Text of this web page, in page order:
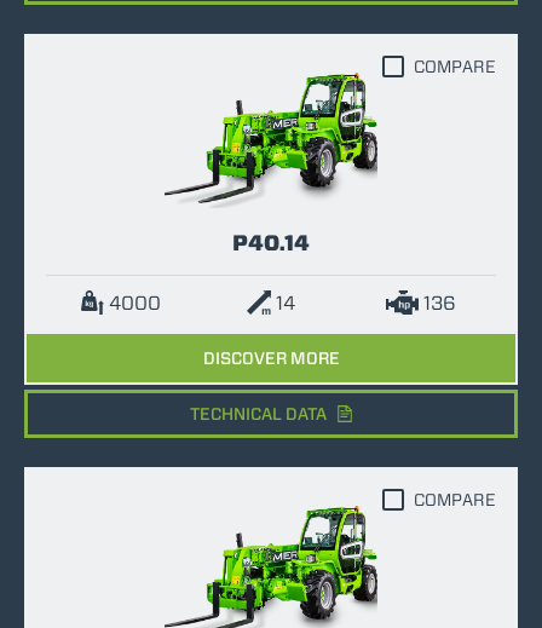
P40.14
4000 14 136
DISCOVER MORE
COMPARE
TECHNICAL DATA
COMPARE